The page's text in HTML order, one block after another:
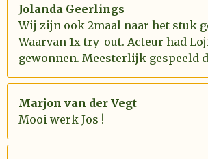
Jolanda Geerlings
Wij zijn ook 2maal naar het stuk
Waarvan 1x try-out. Acteur had
gewonnen. Meesterlijk gespeeld
Marjon van der Vegt
Mooi werk Jos !